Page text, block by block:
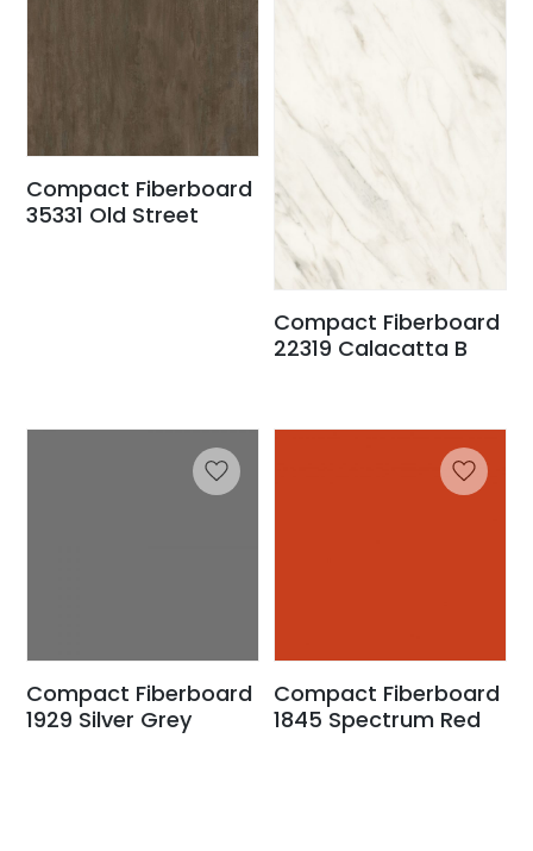
Compact Fiberboard
35331 Old Street
Compact Fiberboard
22319 Calacatta B
Compact Fiberboard
1929 Silver Grey
Compact Fiberboard
1845 Spectrum Red